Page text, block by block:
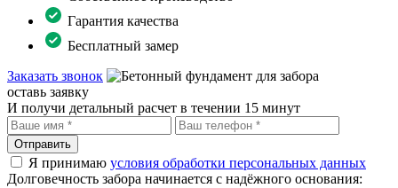
Гарантия качества
Бесплатный замер
Заказать звонок
оставь заявку
И получи детальный расчет в течении 15 минут
Отправить
Я принимаю условия обработки персональных данных
Долговечность забора начинается с надёжного основания: